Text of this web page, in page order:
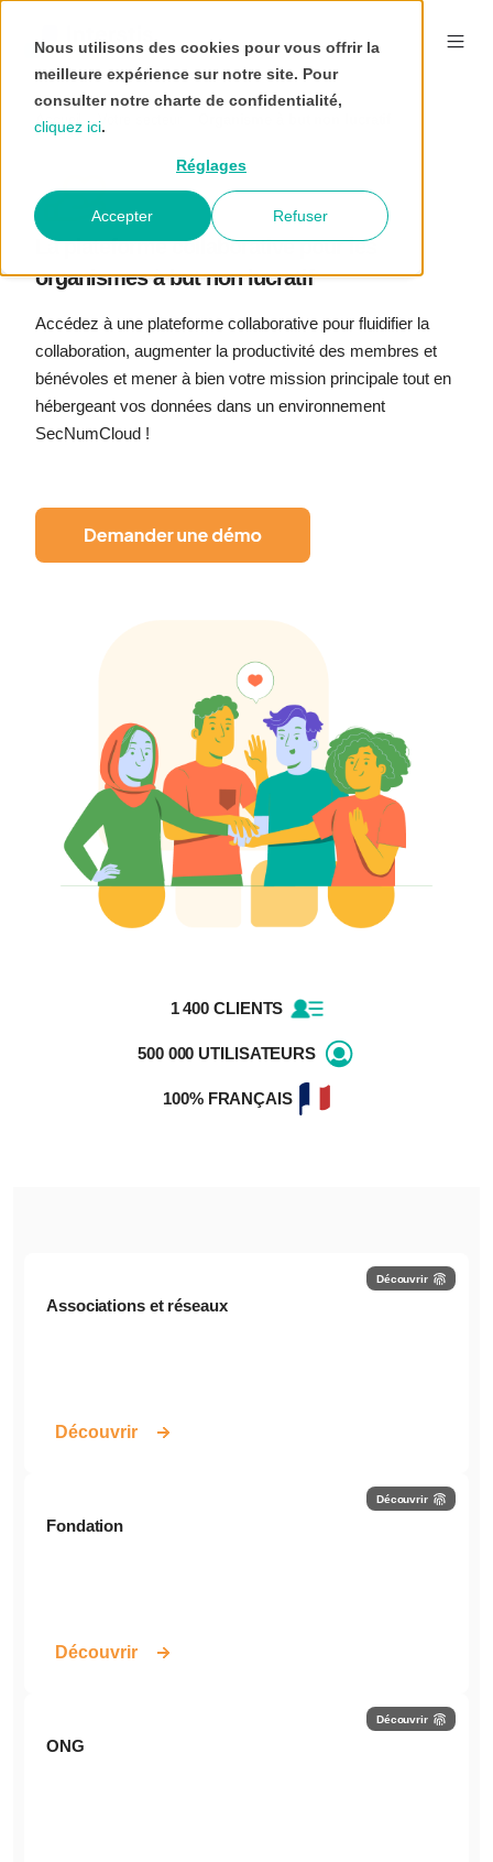
Nous utilisons des cookies pour vous offrir la
meilleure expérience sur notre site. Pour
consulter notre charte de confidentialité,
cliquez ici.
Réglages
Accepter Refuser
Accueil Votre secteur
La plateforme collaborative pour les
organismes à but non lucratif
Accédez à une plateforme collaborative pour fluidifier la
collaboration, augmenter la productivité des membres et
bénévoles et mener à bien votre mission principale tout en
hébergeant vos données dans un environnement
SecNumCloud !
1 400 CLIENTS
500 000 UTILISATEURS
100% FRANÇAIS
Découvrir
Associations et réseaux
Découvrir
Découvrir
Fondation
Découvrir
Découvrir
ONG